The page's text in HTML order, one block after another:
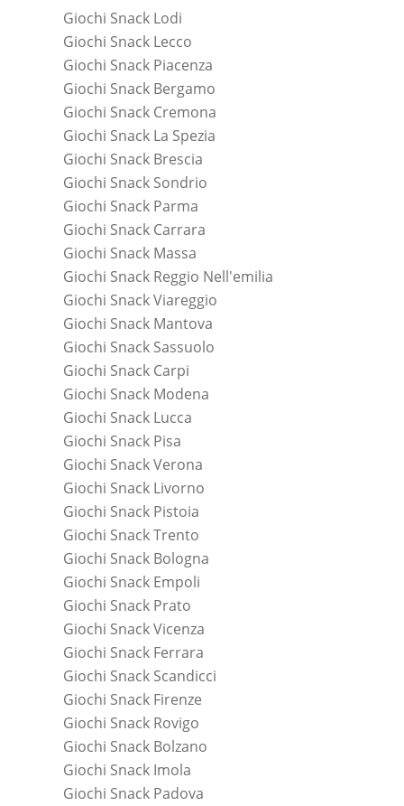
Giochi Snack Lodi
Giochi Snack Lecco
Giochi Snack Piacenza
Giochi Snack Bergamo
Giochi Snack Cremona
Giochi Snack La Spezia
Giochi Snack Brescia
Giochi Snack Sondrio
Giochi Snack Parma
Giochi Snack Carrara
Giochi Snack Massa
Giochi Snack Reggio Nell'emilia
Giochi Snack Viareggio
Giochi Snack Mantova
Giochi Snack Sassuolo
Giochi Snack Carpi
Giochi Snack Modena
Giochi Snack Lucca
Giochi Snack Pisa
Giochi Snack Verona
Giochi Snack Livorno
Giochi Snack Pistoia
Giochi Snack Trento
Giochi Snack Bologna
Giochi Snack Empoli
Giochi Snack Prato
Giochi Snack Vicenza
Giochi Snack Ferrara
Giochi Snack Scandicci
Giochi Snack Firenze
Giochi Snack Rovigo
Giochi Snack Bolzano
Giochi Snack Imola
Giochi Snack Padova